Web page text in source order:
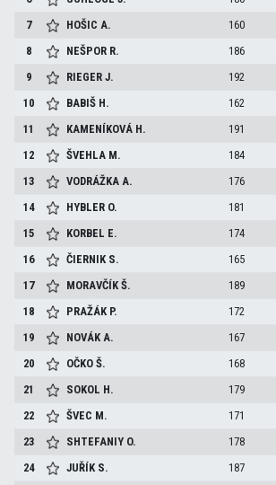
7
HOŠICA. 160
8
NEŠPOR R. 186
9
RIEGERJ. 192
10
BABIŠ H. 162
11
KAMENÍKOVÁ H. 191
12
ŠVEHLA M. 184
13
VODRÁŽKAA. 176
14
HYBLER O. 181
15
KORBEL E. 174
16
ČIERNIK S. 165
17
MORAVČÍKŠ. 189
18
PRAŽÁK P. 172
19
NOVÁKA. 167
20
OČKOŠ. 168
21
SOKOL H. 179
22
ŠVEC M. 171
23
SHTEFANIY O. 178
24
JUŘÍK S. 187